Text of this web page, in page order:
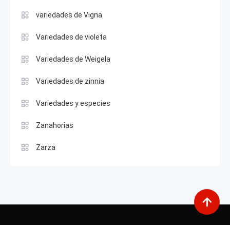
variedades de Vigna
Variedades de violeta
Variedades de Weigela
Variedades de zinnia
Variedades y especies
Zanahorias
Zarza